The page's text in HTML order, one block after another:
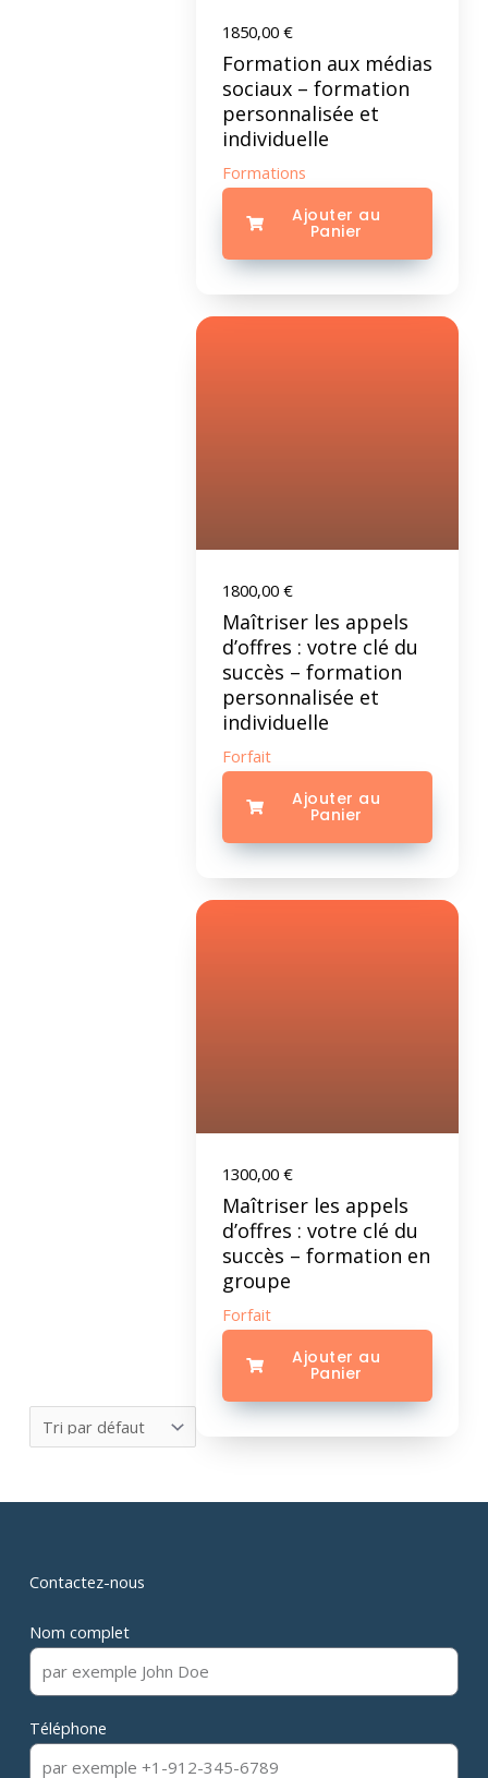
1850,00 €
Formation aux médias
sociaux – formation
personnalisée et
individuelle
Formations
Ajouter au
Panier
1800,00 €
Maîtriser les appels
d’offres : votre clé du
succès – formation
personnalisée et
individuelle
Forfait
Ajouter au
Panier
1300,00 €
Maîtriser les appels
d’offres : votre clé du
succès – formation en
groupe
Forfait
Ajouter au
Panier
Contactez-nous
Nom complet
Téléphone